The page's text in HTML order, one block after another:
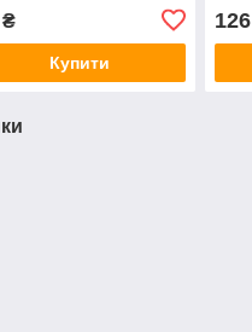
Купити
126